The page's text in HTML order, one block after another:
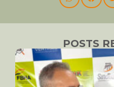
POSTS